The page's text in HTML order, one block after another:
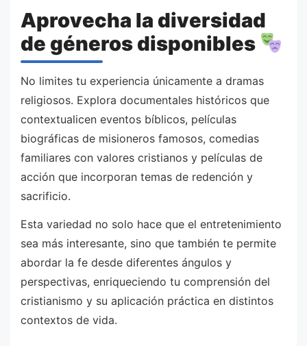
Aprovecha la diversidad
de géneros disponibles
No limites tu experiencia únicamente a dramas
religiosos. Explora documentales históricos que
contextualicen eventos bíblicos, películas
biográficas de misioneros famosos, comedias
familiares con valores cristianos y películas de
acción que incorporan temas de redención y
sacrificio.
Esta variedad no solo hace que el entretenimiento
sea más interesante, sino que también te permite
abordar la fe desde diferentes ángulos y
perspectivas, enriqueciendo tu comprensión del
cristianismo y su aplicación práctica en distintos
contextos de vida.